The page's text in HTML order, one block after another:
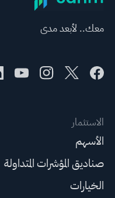
معك.. لأبعد مدى
الاستثمار
الأسهم
صناديق المؤشرات المتداولة
الخيارات